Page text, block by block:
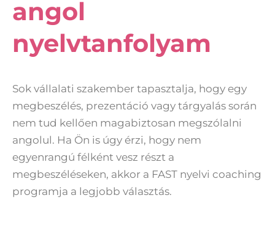
angol
nyelvtanfolyam
Sok vállalati szakember tapasztalja, hogy egy
megbeszélés, prezentáció vagy tárgyalás során
nem tud kellően magabiztosan megszólalni
angolul. Ha Ön is úgy érzi, hogy nem
egyenrangú félként vesz részt a
megbeszéléseken, akkor a FAST nyelvi coaching
programja a legjobb választás.